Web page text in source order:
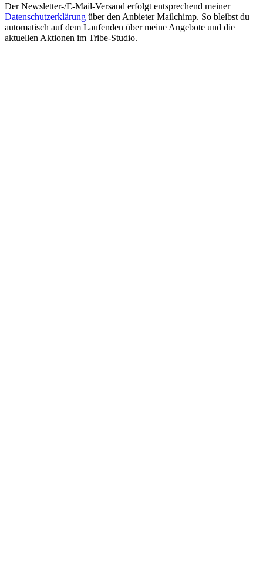
Der Newsletter-/E-Mail-Versand erfolgt entsprechend meiner
Datenschutzerklärung über den Anbieter Mailchimp. So bleibst du
automatisch auf dem Laufenden über meine Angebote und die
aktuellen Aktionen im Tribe-Studio.